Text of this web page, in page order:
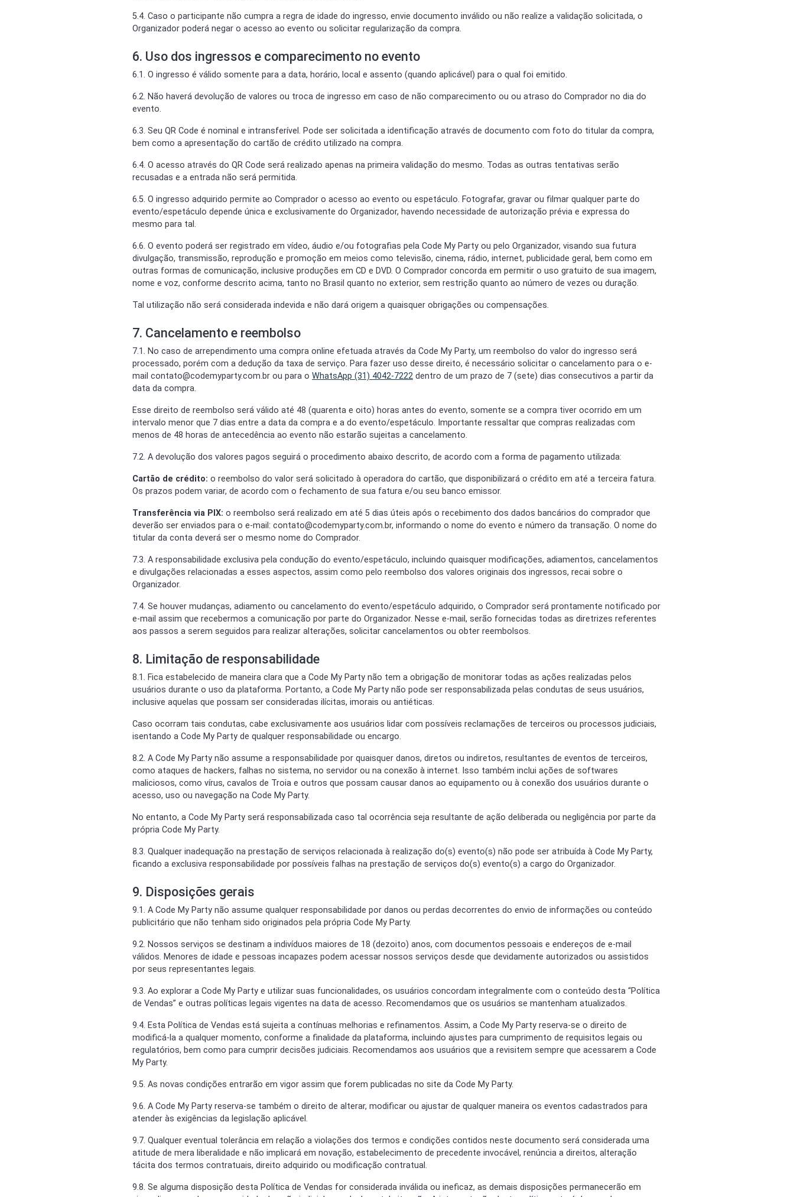
5.4. Caso o participante não cumpra a regra de idade do ingresso, envie documento inválido ou não realize a validação solicitada, o
Organizador poderá negar o acesso ao evento ou solicitar regularização da compra.
6. Uso dos ingressos e comparecimento no evento
6.1. O ingresso é válido somente para a data, horário, local e assento (quando aplicável) para o qual foi emitido.
6.2. Não haverá devolução de valores ou troca de ingresso em caso de não comparecimento ou ou atraso do Comprador no dia do
evento.
6.3. Seu QR Code é nominal e intransferível. Pode ser solicitada a identificação através de documento com foto do titular da compra,
bem como a apresentação do cartão de crédito utilizado na compra.
6.4. O acesso através do QR Code será realizado apenas na primeira validação do mesmo. Todas as outras tentativas serão
recusadas e a entrada não será permitida.
6.5. O ingresso adquirido permite ao Comprador o acesso ao evento ou espetáculo. Fotografar, gravar ou filmar qualquer parte do
evento/espetáculo depende única e exclusivamente do Organizador, havendo necessidade de autorização prévia e expressa do
mesmo para tal.
6.6. O evento poderá ser registrado em vídeo, áudio e/ou fotografias pela Code My Party ou pelo Organizador, visando sua futura
divulgação, transmissão, reprodução e promoção em meios como televisão, cinema, rádio, internet, publicidade geral, bem como em
outras formas de comunicação, inclusive produções em CD e DVD. O Comprador concorda em permitir o uso gratuito de sua imagem,
nome e voz, conforme descrito acima, tanto no Brasil quanto no exterior, sem restrição quanto ao número de vezes ou duração.
Tal utilização não será considerada indevida e não dará origem a quaisquer obrigações ou compensações.
7. Cancelamento e reembolso
7.1. No caso de arrependimento uma compra online efetuada através da Code My Party, um reembolso do valor do ingresso será
processado, porém com a dedução da taxa de serviço. Para fazer uso desse direito, é necessário solicitar o cancelamento para o e-
mail contato@codemyparty.com.br ou para o WhatsApp (31) 4042-7222 dentro de um prazo de 7 (sete) dias consecutivos a partir da
data da compra.
Esse direito de reembolso será válido até 48 (quarenta e oito) horas antes do evento, somente se a compra tiver ocorrido em um
intervalo menor que 7 dias entre a data da compra e a do evento/espetáculo. Importante ressaltar que compras realizadas com
menos de 48 horas de antecedência ao evento não estarão sujeitas a cancelamento.
7.2. A devolução dos valores pagos seguirá o procedimento abaixo descrito, de acordo com a forma de pagamento utilizada:
Cartão de crédito: o reembolso do valor será solicitado à operadora do cartão, que disponibilizará o crédito em até a terceira fatura.
Os prazos podem variar, de acordo com o fechamento de sua fatura e/ou seu banco emissor.
Transferência via PIX: o reembolso será realizado em até 5 dias úteis após o recebimento dos dados bancários do comprador que
deverão ser enviados para o e-mail: contato@codemyparty.com.br, informando o nome do evento e número da transação. O nome do
titular da conta deverá ser o mesmo nome do Comprador.
7.3. A responsabilidade exclusiva pela condução do evento/espetáculo, incluindo quaisquer modificações, adiamentos, cancelamentos
e divulgações relacionadas a esses aspectos, assim como pelo reembolso dos valores originais dos ingressos, recai sobre o
Organizador.
7.4. Se houver mudanças, adiamento ou cancelamento do evento/espetáculo adquirido, o Comprador será prontamente notificado por
e-mail assim que recebermos a comunicação por parte do Organizador. Nesse e-mail, serão fornecidas todas as diretrizes referentes
aos passos a serem seguidos para realizar alterações, solicitar cancelamentos ou obter reembolsos.
8. Limitação de responsabilidade
8.1. Fica estabelecido de maneira clara que a Code My Party não tem a obrigação de monitorar todas as ações realizadas pelos
usuários durante o uso da plataforma. Portanto, a Code My Party não pode ser responsabilizada pelas condutas de seus usuários,
inclusive aquelas que possam ser consideradas ilícitas, imorais ou antiéticas.
Caso ocorram tais condutas, cabe exclusivamente aos usuários lidar com possíveis reclamações de terceiros ou processos judiciais,
isentando a Code My Party de qualquer responsabilidade ou encargo.
8.2. A Code My Party não assume a responsabilidade por quaisquer danos, diretos ou indiretos, resultantes de eventos de terceiros,
como ataques de hackers, falhas no sistema, no servidor ou na conexão à internet. Isso também inclui ações de softwares
maliciosos, como vírus, cavalos de Troia e outros que possam causar danos ao equipamento ou à conexão dos usuários durante o
acesso, uso ou navegação na Code My Party.
No entanto, a Code My Party será responsabilizada caso tal ocorrência seja resultante de ação deliberada ou negligência por parte da
própria Code My Party.
8.3. Qualquer inadequação na prestação de serviços relacionada à realização do(s) evento(s) não pode ser atribuída à Code My Party,
ficando a exclusiva responsabilidade por possíveis falhas na prestação de serviços do(s) evento(s) a cargo do Organizador.
9. Disposições gerais
9.1. A Code My Party não assume qualquer responsabilidade por danos ou perdas decorrentes do envio de informações ou conteúdo
publicitário que não tenham sido originados pela própria Code My Party.
9.2. Nossos serviços se destinam a indivíduos maiores de 18 (dezoito) anos, com documentos pessoais e endereços de e-mail
válidos. Menores de idade e pessoas incapazes podem acessar nossos serviços desde que devidamente autorizados ou assistidos
por seus representantes legais.
9.3. Ao explorar a Code My Party e utilizar suas funcionalidades, os usuários concordam integralmente com o conteúdo desta “Política
de Vendas” e outras políticas legais vigentes na data de acesso. Recomendamos que os usuários se mantenham atualizados.
9.4. Esta Política de Vendas está sujeita a contínuas melhorias e refinamentos. Assim, a Code My Party reserva-se o direito de
modificá-la a qualquer momento, conforme a finalidade da plataforma, incluindo ajustes para cumprimento de requisitos legais ou
regulatórios, bem como para cumprir decisões judiciais. Recomendamos aos usuários que a revisitem sempre que acessarem a Code
My Party.
9.5. As novas condições entrarão em vigor assim que forem publicadas no site da Code My Party.
9.6. A Code My Party reserva-se também o direito de alterar, modificar ou ajustar de qualquer maneira os eventos cadastrados para
atender às exigências da legislação aplicável.
9.7. Qualquer eventual tolerância em relação a violações dos termos e condições contidos neste documento será considerada uma
atitude de mera liberalidade e não implicará em novação, estabelecimento de precedente invocável, renúncia a direitos, alteração
tácita dos termos contratuais, direito adquirido ou modificação contratual.
9.8. Se alguma disposição desta Política de Vendas for considerada inválida ou ineficaz, as demais disposições permanecerão em